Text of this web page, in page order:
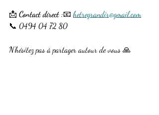
📩 Contact direct :📧 hetregrandir@gmail.com
📞 0494 04 72 80
N’hésitez pas à partager autour de vous 🙏